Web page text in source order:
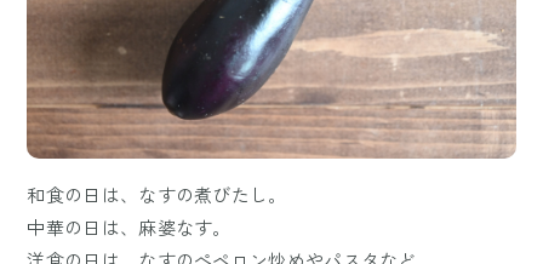
和食の日は、なすの煮びたし。
中華の日は、麻婆なす。